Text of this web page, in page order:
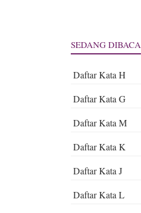
SEDANG DIBACA
Daftar Kata H
Daftar Kata G
Daftar Kata M
Daftar Kata K
Daftar Kata J
Daftar Kata L